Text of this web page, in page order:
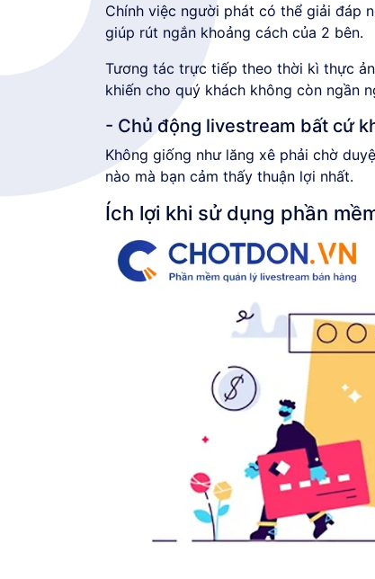
Chính việc người phát có thể giải đáp
giúp rút ngắn khoảng cách của 2 bên.
Tương tác trực tiếp theo thời kì thực
khiến cho quý khách không còn ngần
- Chủ động livestream bất cứ
Không giống như lăng xê phải chờ
nào mà bạn cảm thấy thuận lợi nhất.
Ích lợi khi sử dụng phần